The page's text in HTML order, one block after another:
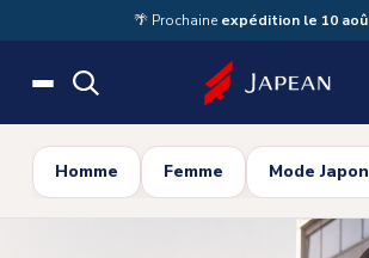
Skip to main content🌴 Prochaine expédition le 10
Homme Femme Mode